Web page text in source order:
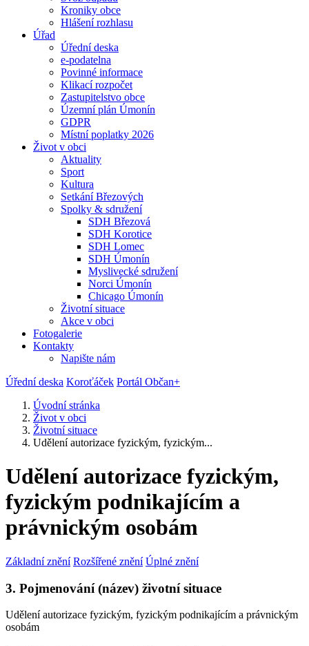
Kroniky obce
Hlášení rozhlasu
Úřad
Úřední deska
e-podatelna
Povinné informace
Klikací rozpočet
Zastupitelstvo obce
Územní plán Úmonín
GDPR
Místní poplatky 2026
Život v obci
Aktuality
Sport
Kultura
Setkání Březových
Spolky & sdružení
SDH Březová
SDH Korotice
SDH Lomec
SDH Úmonín
Myslivecké sdružení
Norci Úmonín
Chicago Úmonín
Životní situace
Akce v obci
Fotogalerie
Kontakty
Napište nám
Úřední deska Koroťáček Portál Občan+
Úvodní stránka
Život v obci
Životní situace
Udělení autorizace fyzickým, fyzickým...
Udělení autorizace fyzickým,
fyzickým podnikajícím a
právnickým osobám
Základní znění Rozšířené znění Úplné znění
3. Pojmenování (název) životní situace
Udělení autorizace fyzickým, fyzickým podnikajícím a právnickým
osobám